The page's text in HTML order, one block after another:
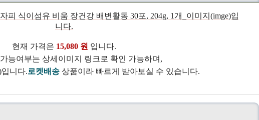
현재 가격은 15,080 원 입니다.
가능여부는 상세이미지 링크로 확인 가능하며,
로켓배송상품이라 빠르게 받아보실 수 있습니다.